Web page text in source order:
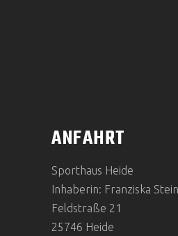
ANFAHRT
Sporthaus Heide
Inhaberin: Franziska
Feldstraße 21
25746 Heide